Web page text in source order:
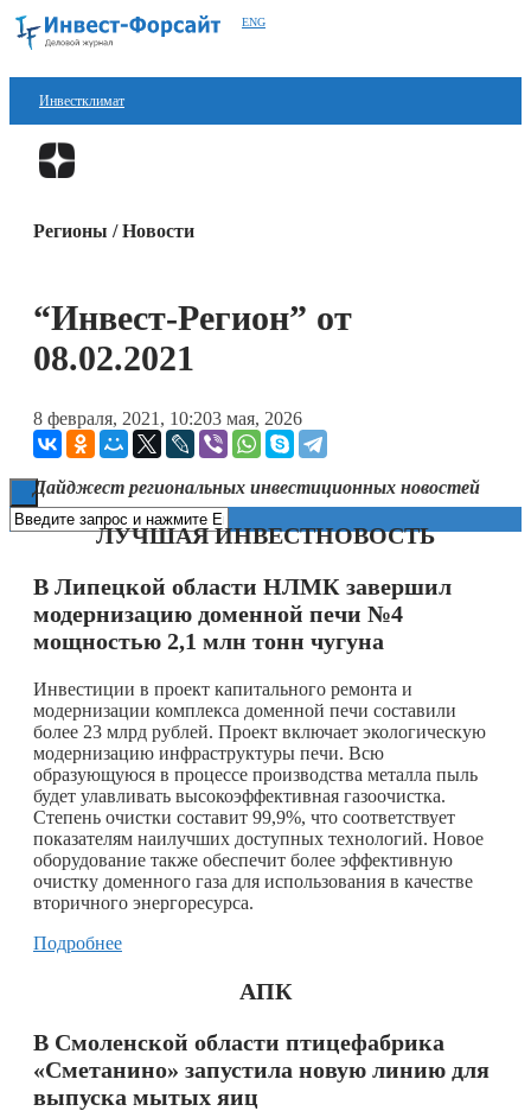
ENG
Инвестклимат
Финансы
Книги
Регионы / Новости
“Инвест-Регион” от
08.02.2021
8 февраля, 2021, 10:203 мая, 2026
Дайджест региональных инвестиционных новостей
ЛУЧШАЯ ИНВЕСТНОВОСТЬ
В Липецкой области НЛМК завершил
модернизацию доменной печи №4
мощностью 2,1 млн тонн чугуна
Инвестиции в проект капитального ремонта и
модернизации комплекса доменной печи составили
более 23 млрд рублей. Проект включает экологическую
модернизацию инфраструктуры печи. Всю
образующуюся в процессе производства металла пыль
будет улавливать высокоэффективная газоочистка.
Степень очистки составит 99,9%, что соответствует
показателям наилучших доступных технологий. Новое
оборудование также обеспечит более эффективную
очистку доменного газа для использования в качестве
вторичного энергоресурса.
Подробнее
АПК
В Смоленской области птицефабрика
«Сметанино» запустила новую линию для
выпуска мытых яиц